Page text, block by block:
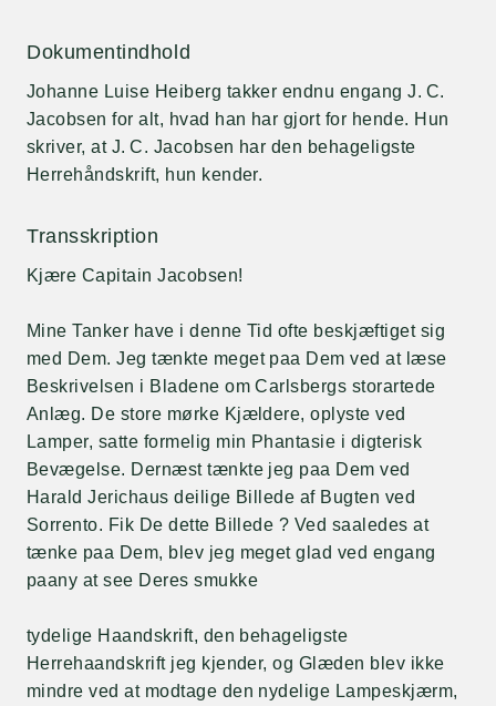
Dokumentindhold
Johanne Luise Heiberg takker endnu engang J. C.
Jacobsen for alt, hvad han har gjort for hende. Hun
skriver, at J. C. Jacobsen har den behageligste
Herrehåndskrift, hun kender.
Transskription
Kjære Capitain Jacobsen!
Mine Tanker have i denne Tid ofte beskjæftiget sig
med Dem. Jeg tænkte meget paa Dem ved at læse
Beskrivelsen i Bladene om Carlsbergs storartede
Anlæg. De store mørke Kjældere, oplyste ved
Lamper, satte formelig min Phantasie i digterisk
Bevægelse. Dernæst tænkte jeg paa Dem ved
Harald Jerichaus deilige Billede af Bugten ved
Sorrento. Fik De dette Billede ? Ved saaledes at
tænke paa Dem, blev jeg meget glad ved engang
paany at see Deres smukke
tydelige Haandskrift, den behageligste
Herrehaandskrift jeg kjender, og Glæden blev ikke
mindre ved at modtage den nydelige Lampeskjærm,